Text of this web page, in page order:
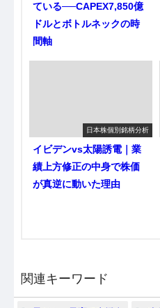
ている──CAPEX7,850億
ドルとボトルネックの時
間軸
日本株個別銘柄分析
イビデンvs太陽誘電｜業
績上方修正の中身で株価
が真逆に動いた理由
関連キーワード